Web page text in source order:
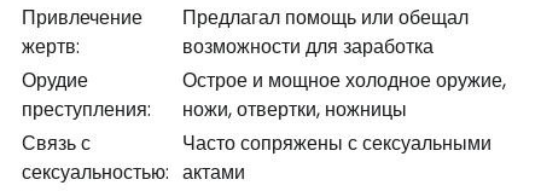
Привлечение
жертв:
Предлагал помощь или обещал
возможности для заработка
Орудие
преступления:
Острое и мощное холодное оружие,
ножи, отвертки, ножницы
Связь с
сексуальностью:
Часто сопряжены с сексуальными
актами